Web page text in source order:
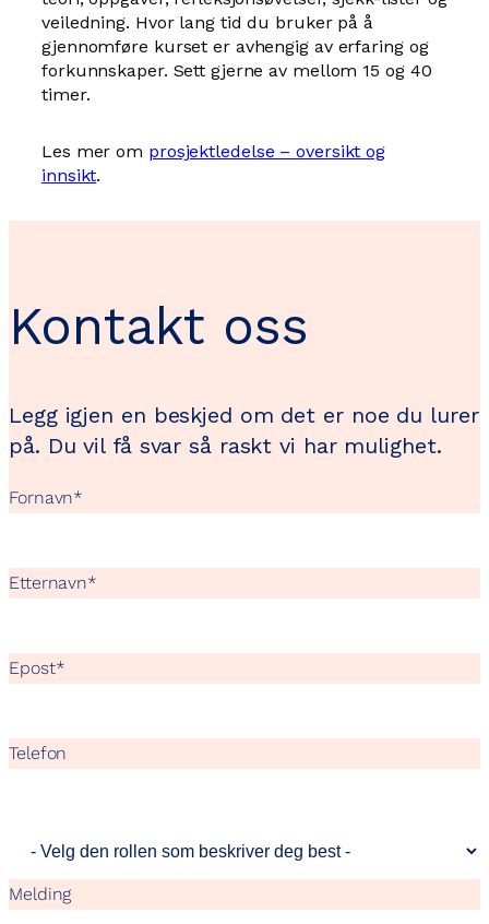
veiledning. Hvor lang tid du bruker på å
gjennomføre kurset er avhengig av erfaring og
forkunnskaper. Sett gjerne av mellom 15 og 40
timer.
Les mer om prosjektledelse – oversikt og
innsikt.
Kontakt oss
Legg igjen en beskjed om det er noe du lurer
på. Du vil få svar så raskt vi har mulighet.
Fornavn*
Etternavn*
Epost*
Telefon
Melding